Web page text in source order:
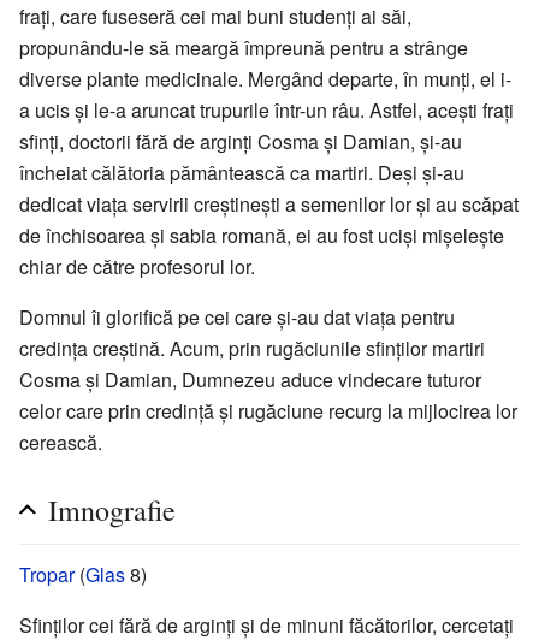
frați, care fuseseră cei mai buni studenți ai săi,
propunându-le să meargă împreună pentru a strânge
diverse plante medicinale. Mergând departe, în munți, el i-
a ucis și le-a aruncat trupurile într-un râu. Astfel, acești frați
sfinți, doctorii fără de arginți Cosma și Damian, și-au
încheiat călătoria pământească ca martiri. Deși și-au
dedicat viața servirii creștinești a semenilor lor și au scăpat
de închisoarea și sabia romană, ei au fost uciși mișelește
chiar de către profesorul lor.
Domnul îi glorifică pe cei care și-au dat viața pentru
credința creștină. Acum, prin rugăciunile sfinților martiri
Cosma și Damian, Dumnezeu aduce vindecare tuturor
celor care prin credință și rugăciune recurg la mijlocirea lor
cerească.
Imnografie
Tropar(Glas8)
Sfinților cei fără de arginți și de minuni făcătorilor, cercetați